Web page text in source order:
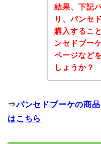
結果、下記
り、パンセ
購入するこ
ンセドブー
ページなど
しょうか？
⇒パンセドブーケの商
はこちら